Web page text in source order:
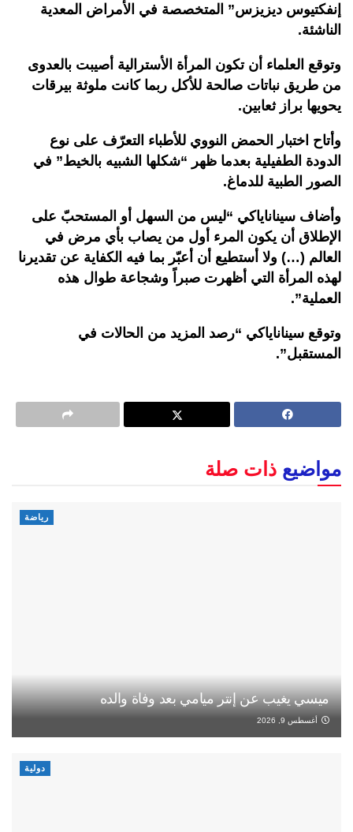
إنفكتيوس ديزيزس” المتخصصة في الأمراض المعدية
الناشئة.
وتوقع العلماء أن تكون المرأة الأسترالية أصيبت بالعدوى
من طريق نباتات صالحة للأكل ربما كانت ملوثة بيرقات
يحويها براز ثعابين.
وأتاح اختبار الحمض النووي للأطباء التعرّف على نوع
الدودة الطفيلية بعدما ظهر “شكلها الشبيه بالخيط” في
الصور الطبية للدماغ.
وأضاف سيناناياكي “ليس من السهل أو المستحبّ على
الإطلاق أن يكون المرء أول من يصاب بأي مرض في
العالم (…) ولا أستطيع أن أعبّر بما فيه الكفاية عن تقديرنا
لهذه المرأة التي أظهرت صبراً وشجاعة طوال هذه
العملية”.
وتوقع سيناناياكي “رصد المزيد من الحالات في
المستقبل”.
مواضيع ذات صلة
رياضة
ميسي يغيب عن إنتر ميامي بعد وفاة والده
أغسطس 9, 2026
دولية